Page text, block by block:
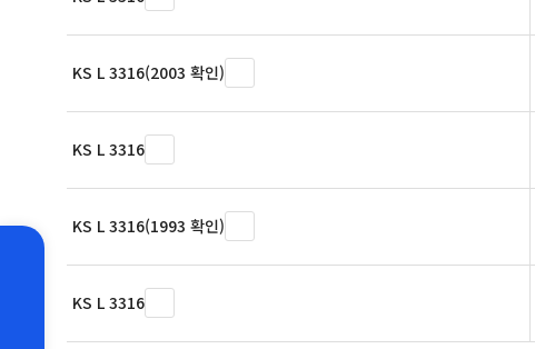
KS L 3316(2003 확인)
KS L 3316
KS L 3316(1993 확인)
KS L 3316